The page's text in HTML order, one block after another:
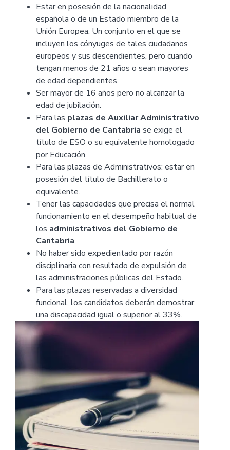
Estar en posesión de la nacionalidad
española o de un Estado miembro de la
Unión Europea. Un conjunto en el que se
incluyen los cónyuges de tales ciudadanos
europeos y sus descendientes, pero cuando
tengan menos de 21 años o sean mayores
de edad dependientes.
Ser mayor de 16 años pero no alcanzar la
edad de jubilación.
Para las plazas de Auxiliar Administrativo
del Gobierno de Cantabria se exige el
título de ESO o su equivalente homologado
por Educación.
Para las plazas de Administrativos: estar en
posesión del título de Bachillerato o
equivalente.
Tener las capacidades que precisa el normal
funcionamiento en el desempeño habitual de
los administrativos del Gobierno de
Cantabria.
No haber sido expedientado por razón
disciplinaria con resultado de expulsión de
las administraciones públicas del Estado.
Para las plazas reservadas a diversidad
funcional, los candidatos deberán demostrar
una discapacidad igual o superior al 33%.